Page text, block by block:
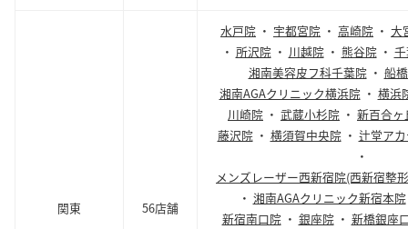
関東 56店舗
水戸院 ・ 宇都宮院 ・ 高崎院 ・ 大
・ 所沢院 ・ 川越院 ・ 熊谷院 ・
湘南美容皮フ科千葉院 ・ 船
湘南AGAクリニック横浜院 ・ 横浜
川崎院 ・ 武蔵小杉院 ・ 新百合ヶ
藤沢院 ・ 横須賀中央院 ・ 辻堂ア
・
メンズレーザー西新宿院(西新宿整
・ 湘南AGAクリニック新宿本院
新宿南口院 ・ 銀座院 ・ 新橋銀座